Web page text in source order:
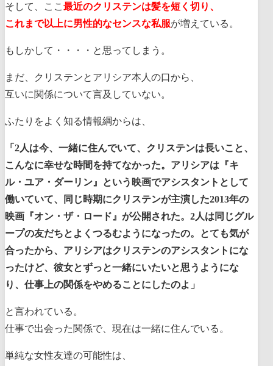
そして、ここ 最近のクリステンは髪を短く切り、
これまで以上に男性的なセンスな私服が増えている。
もしかして・・・・と思ってしまう。
まだ、クリステンとアリシア本人の口から、
互いに関係について言及していない。
ふたりをよく知る情報綱からは、
「2人は今、一緒に住んでいて、クリステンは長いこと、
こんなに幸せな時間を持てなかった。アリシアは『キ
ル・ユア・ダーリン』という映画でアシスタントとして
働いていて、同じ時期にクリステンが主演した2013年の
映画『オン・ザ・ロード』が公開された。2人は同じグル
ープの友だちとよくつるむようになったの。とても気が
合ったから、アリシアはクリステンのアシスタントにな
ったけど、彼女とずっと一緒にいたいと思うようにな
り、仕事上の関係をやめることにしたのよ」
と言われている。
仕事で出会った関係で、現在は一緒に住んでいる。
単純な女性友達の可能性は、